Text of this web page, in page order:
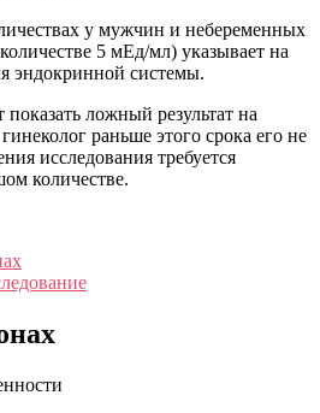
у мужчин и небеременных
5 мЕд/мл) указывает на
эндокринной системы.
ложный результат на
раньше этого срока его не
исследования требуется
количестве.